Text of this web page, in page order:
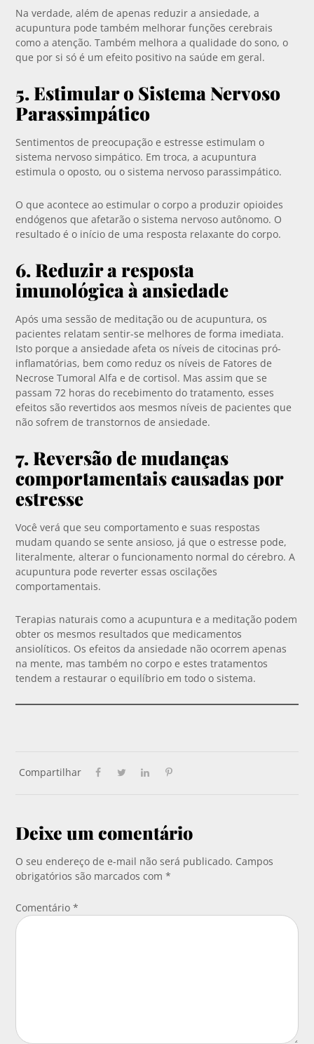
Na verdade, além de apenas reduzir a ansiedade, a
acupuntura pode também melhorar funções cerebrais
como a atenção. Também melhora a qualidade do sono, o
que por si só é um efeito positivo na saúde em geral.
5. Estimular o Sistema Nervoso
Parassimpático
Sentimentos de preocupação e estresse estimulam o
sistema nervoso simpático. Em troca, a acupuntura
estimula o oposto, ou o sistema nervoso parassimpático.
O que acontece ao estimular o corpo a produzir opioides
endógenos que afetarão o sistema nervoso autônomo. O
resultado é o início de uma resposta relaxante do corpo.
6. Reduzir a resposta
imunológica à ansiedade
Após uma sessão de meditação ou de acupuntura, os
pacientes relatam sentir-se melhores de forma imediata.
Isto porque a ansiedade afeta os níveis de citocinas pró-
inflamatórias, bem como reduz os níveis de Fatores de
Necrose Tumoral Alfa e de cortisol. Mas assim que se
passam 72 horas do recebimento do tratamento, esses
efeitos são revertidos aos mesmos níveis de pacientes que
não sofrem de transtornos de ansiedade.
7. Reversão de mudanças
comportamentais causadas por
estresse
Você verá que seu comportamento e suas respostas
mudam quando se sente ansioso, já que o estresse pode,
literalmente, alterar o funcionamento normal do cérebro. A
acupuntura pode reverter essas oscilações
comportamentais.
Terapias naturais como a acupuntura e a meditação podem
obter os mesmos resultados que medicamentos
ansiolíticos. Os efeitos da ansiedade não ocorrem apenas
na mente, mas também no corpo e estes tratamentos
tendem a restaurar o equilíbrio em todo o sistema.
Compartilhar
Deixe um comentário
O seu endereço de e-mail não será publicado. Campos
obrigatórios são marcados com*
Comentário*